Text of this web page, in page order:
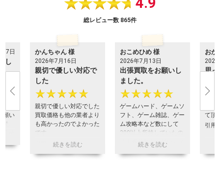
★★★★★
総レビュー数 865件
17日
し
願い
も
かんちゃん 様
2026年7月16日
親切で優しい対応で
した
★★★★★
親切で優しい対応でした
買取価格も他の業者より
も高かったのでよかった
です
引用元:ヒカカク
おこめひめ 様
2026年7月13日
出張買取をお願いし
ました。
★★★★★
ゲームハード、ゲームソ
フト、ゲーム雑誌、ゲー
ム攻略本など数にして
300以上所持していたの
で出張買取をお願いしま
おか
2026
思
て頂
引用